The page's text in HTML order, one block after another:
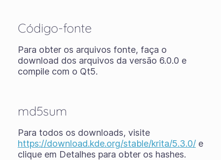
Código-fonte
Para obter os arquivos fonte, faça o
download dos arquivos da versão 6.0.0 e
compile com o Qt5.
md5sum
Para todos os downloads, visite
https://download.kde.org/stable/krita/5.3.0/e
clique em Detalhes para obter os hashes.